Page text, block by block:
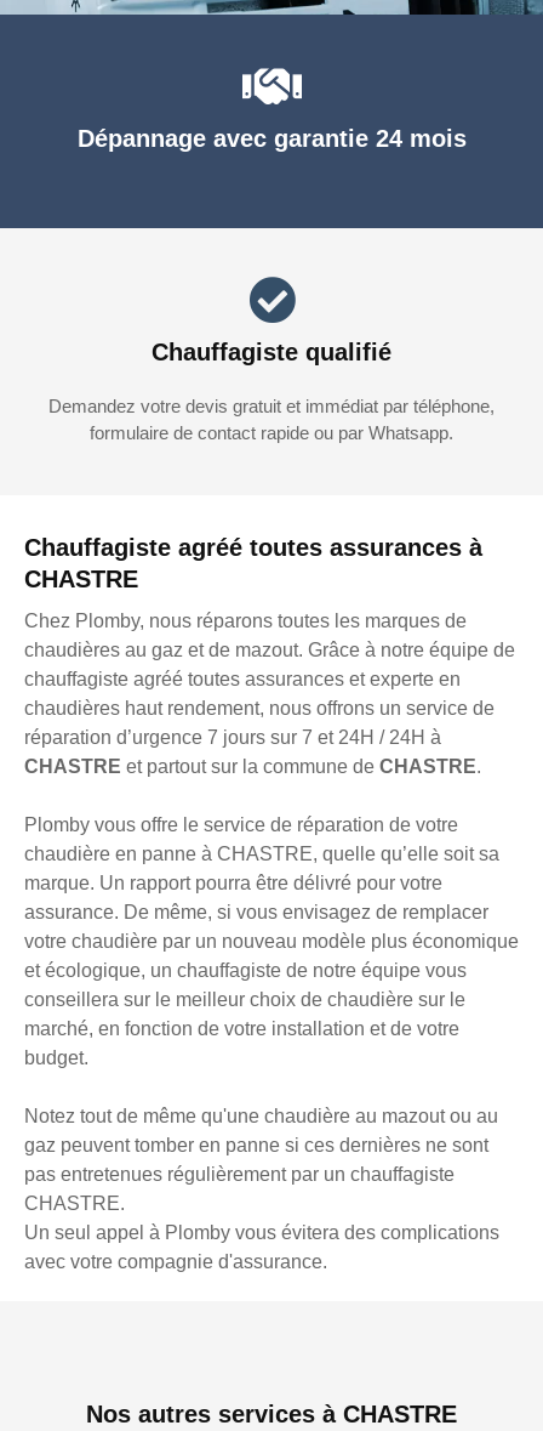
Chauffagiste agréé toutes assurances à
CHASTRE
Chez Plomby, nous réparons toutes les marques de
chaudières au gaz et de mazout. Grâce à notre équipe de
chauffagiste agréé toutes assurances et experte en
chaudières haut rendement, nous offrons un service de
réparation d’urgence 7 jours sur 7 et 24H / 24H à
CHASTRE et partout sur la commune de CHASTRE.
Plomby vous offre le service de réparation de votre
chaudière en panne à CHASTRE, quelle qu’elle soit sa
marque. Un rapport pourra être délivré pour votre
assurance. De même, si vous envisagez de remplacer
votre chaudière par un nouveau modèle plus économique
et écologique, un chauffagiste de notre équipe vous
conseillera sur le meilleur choix de chaudière sur le
marché, en fonction de votre installation et de votre
budget.
Notez tout de même qu'une chaudière au mazout ou au
gaz peuvent tomber en panne si ces dernières ne sont
pas entretenues régulièrement par un chauffagiste
CHASTRE.
Un seul appel à Plomby vous évitera des complications
avec votre compagnie d'assurance.
Dépannage avec garantie 24 mois
Chauffagiste qualifié
Demandez votre devis gratuit et immédiat par téléphone,
formulaire de contact rapide ou par Whatsapp.
Nos autres services à CHASTRE